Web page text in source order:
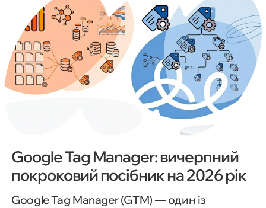
Google Tag Manager: вичерпний
покроковий посібник на 2026 рік
Google Tag Manager (GTM) — один із